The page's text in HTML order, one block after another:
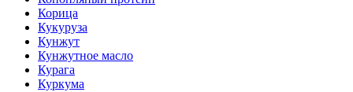
Корица
Кукуруза
Кунжут
Кунжутное масло
Курага
Куркума